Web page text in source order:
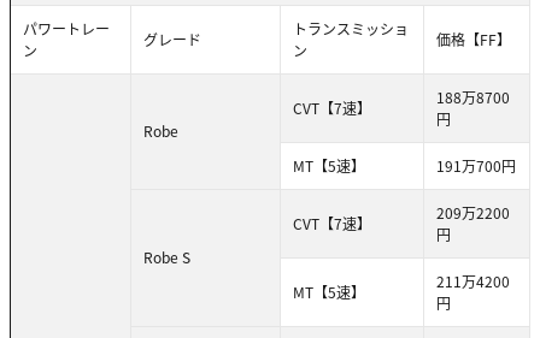
パワートレー
ン
グレード
トランスミッショ
ン
価格【FF】
Robe
CVT【7速】
188万8700
円
MT【5速】 191万700円
Robe S
CVT【7速】
209万2200
円
MT【5速】
211万4200
円